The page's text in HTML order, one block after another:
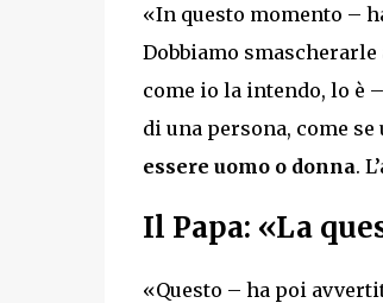
«In questo momento –
Dobbiamo
come io la intendo, lo è
di una persona, come
essere uomo o donna.
Il Papa: «La
«Questo – ha poi